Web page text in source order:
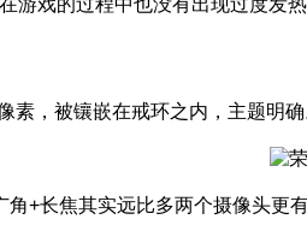
游戏的过程中也没有出现过度发
素，被镶嵌在戒环之内，主题明
+长焦其实远比多两个摄像头更